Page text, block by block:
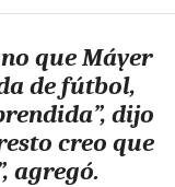
que Máyer
de fútbol,
dijo
creo que
agregó.